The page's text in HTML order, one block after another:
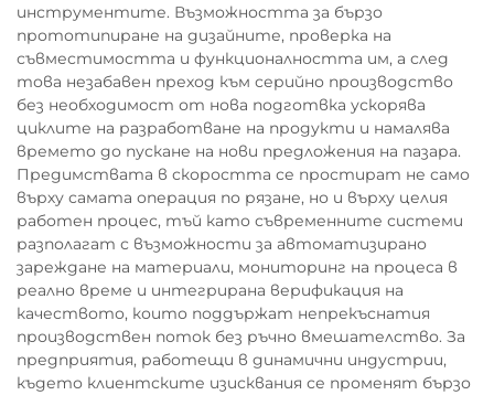
инструментите. Възможността за бързо
прототипиране на дизайните, проверка на
съвместимостта и функционалността им, а след
това незабавен преход към серийно производство
без необходимост от нова подготвка ускорява
циклите на разработване на продукти и намалява
времето до пускане на нови предложения на пазара.
Предимствата в скоростта се простират не само
върху самата операция по рязане, но и върху целия
работен процес, тъй като съвременните системи
разполагат с възможности за автоматизирано
зареждане на материали, мониторинг на процеса в
реално време и интегрирана верификация на
качеството, които поддържат непрекъснатия
производствен поток без ръчно вмешателство. За
предприятия, работещи в динамични индустрии,
където клиентските изисквания се променят бързо